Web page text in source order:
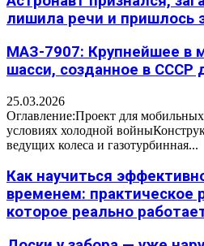
лишила речи и пришлось
МАЗ-7907: Крупнейшее в
шасси, созданное в СССР
25.03.2026
Оглавление:Проект для
условиях холодной
ведущих колеса и газотурбинная...
Как научиться
временем: практическое
которое реально